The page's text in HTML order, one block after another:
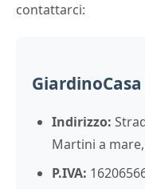
contattarci:
Indirizzo:
Martini a
P.IVA: